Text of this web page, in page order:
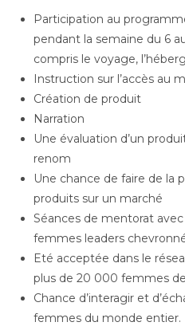
Participation au
pendant la semaine du 6
compris le voyage,
Instruction sur l’accès au
Création de produit
Narration
Une évaluation d’un
renom
Une chance de faire de la
produits sur un marché
Séances de mentorat
femmes leaders
Eté acceptée dans le
plus de 20 000 femmes
Chance d’interagir et
femmes du monde entier.